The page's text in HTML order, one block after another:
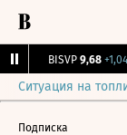
BISVP 9,68
Ситуация на
Подписка